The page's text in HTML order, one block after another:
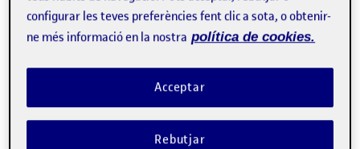
configurar les teves preferències fent clic a sota, o obtenir-
ne més informació en la nostra política de cookies.
Rebutjar
Acceptar